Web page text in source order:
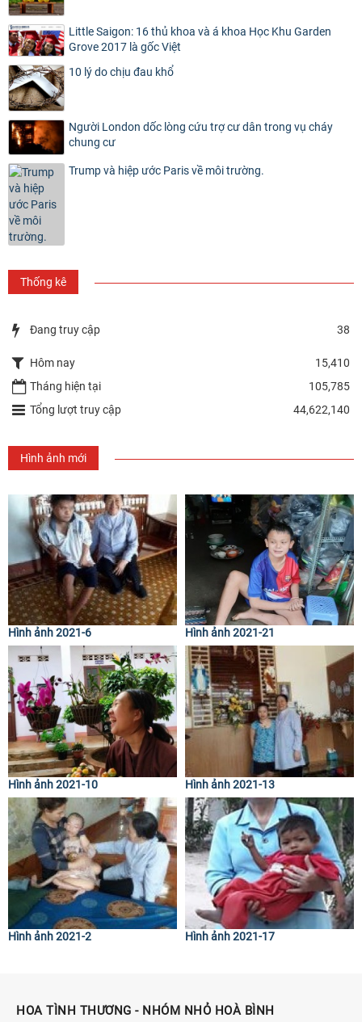
Little Saigon: 16 thủ khoa và á khoa Học Khu Garden
Grove 2017 là gốc Việt
10 lý do chịu đau khổ
Người London dốc lòng cứu trợ cư dân trong vụ cháy
chung cư
Trump và hiệp ước Paris về môi trường.
Thống kê
Đang truy cập 38
Hôm nay
15,410
Tháng hiện tại
105,785
Tổng lượt truy cập
44,622,140
Hình ảnh mới
Hình ảnh 2021-6 Hình ảnh 2021-21
Hình ảnh 2021-10 Hình ảnh 2021-13
Hình ảnh 2021-2 Hình ảnh 2021-17
HOA TÌNH THƯƠNG - NHÓM NHỎ HOÀ BÌNH